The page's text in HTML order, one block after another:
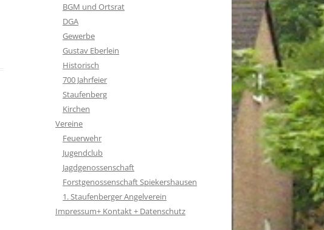
BGM und Ortsrat
DGA
Gewerbe
Gustav Eberlein
Historisch
700 Jahrfeier
Staufenberg
Kirchen
Vereine
Feuerwehr
Jugendclub
Jagdgenossenschaft
Forstgenossenschaft Spiekershausen
1. Staufenberger Angelverein
Impressum+ Kontakt + Datenschutz